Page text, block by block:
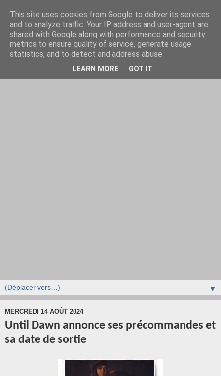
▼
MERCREDI 14 AOÛT 2024
Until Dawn annonce ses précommandes et
sa date de sortie
This site uses cookies from Google to deliver its services
and to analyze traffic. Your IP address and user-agent are
shared with Google along with performance and security
metrics to ensure quality of service, generate usage
statistics, and to detect and address abuse.
LEARN MORE GOT IT